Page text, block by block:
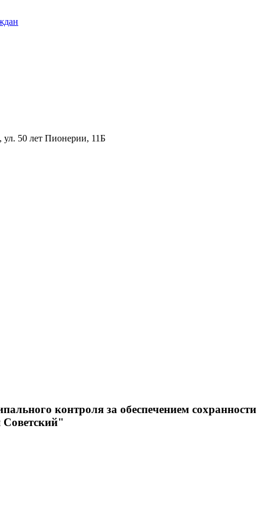
50 лет Пионерии, 11Б
контроля за обеспечением сохранности
Советский"